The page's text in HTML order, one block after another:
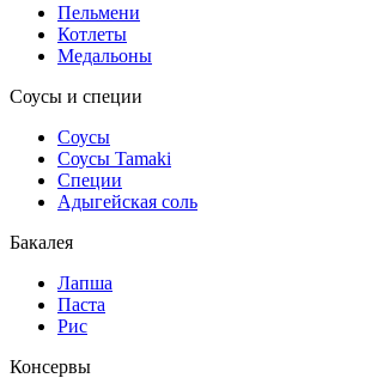
Пельмени
Котлеты
Медальоны
Соусы и специи
Соусы
Соусы Tamaki
Специи
Адыгейская соль
Бакалея
Лапша
Паста
Рис
Консервы